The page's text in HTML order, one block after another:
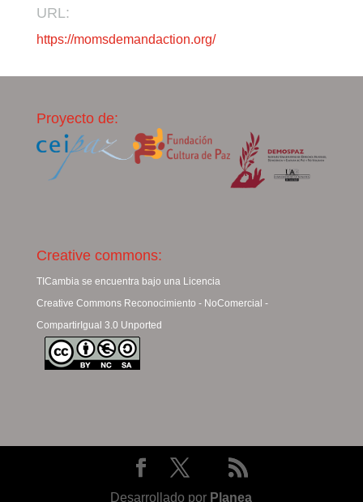
URL:
https://momsdemandaction.org/
Proyecto de:
Creative commons:
TICambia se encuentra bajo una Licencia
Creative Commons Reconocimiento - NoComercial -
CompartirIgual 3.0 Unported
Desarrollado por Planea